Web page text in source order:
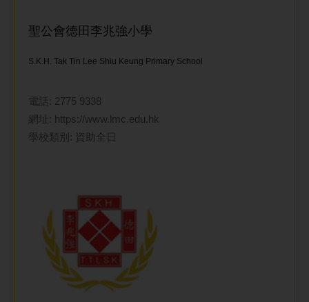
聖公會德田李兆強小學
S.K.H. Tak Tin Lee Shiu Keung Primary School
電話: 2775 9338
網址: https://www.lmc.edu.hk
學校類別: 資助全日